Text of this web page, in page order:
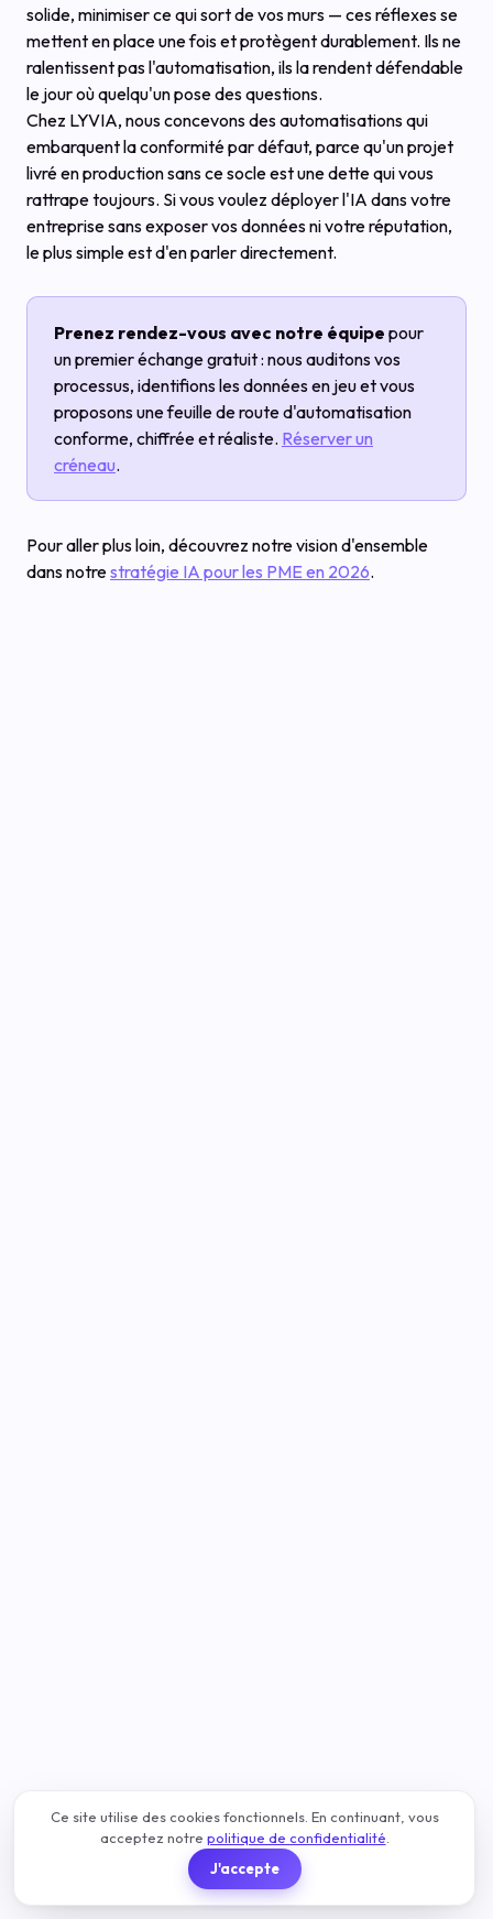
solide, minimiser ce qui sort de vos murs — ces réflexes se
mettent en place une fois et protègent durablement. Ils ne
ralentissent pas l'automatisation, ils la rendent défendable
le jour où quelqu'un pose des questions.
Chez LYVIA, nous concevons des automatisations qui
embarquent la conformité par défaut, parce qu'un projet
livré en production sans ce socle est une dette qui vous
rattrape toujours. Si vous voulez déployer l'IA dans votre
entreprise sans exposer vos données ni votre réputation,
le plus simple est d'en parler directement.
Prenez rendez-vous avec notre équipe pour
un premier échange gratuit : nous auditons vos
processus, identifions les données en jeu et vous
proposons une feuille de route d'automatisation
conforme, chiffrée et réaliste. Réserver un
créneau.
Pour aller plus loin, découvrez notre vision d'ensemble
dans notrestratégie IA pour les PME en 2026.
Ce site utilise des cookies fonctionnels. En continuant, vous
acceptez notre politique de confidentialité
J'accepte